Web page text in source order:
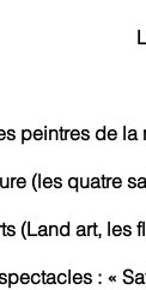
peintres de
(les quatre
(Land art,
: «